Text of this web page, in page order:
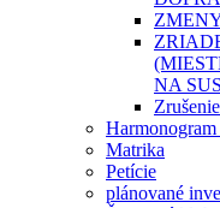
NA
Matrika
Petície
plánované